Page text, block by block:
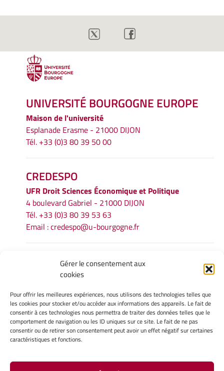
Gérer le consentement aux
cookies
Pour offrir les meilleures expériences, nous utilisons des technologies telles que
les cookies pour stocker et/ou accéder aux informations des appareils. Le fait de
consentir à ces technologies nous permettra de traiter des données telles que le
comportement de navigation ou les ID uniques sur ce site. Le fait de ne pas
consentir ou de retirer son consentement peut avoir un effet négatif sur certaines
caractéristiques et fonctions.
UNIVERSITÉ BOURGOGNE EUROPE
Maison de l'université
Esplanade Erasme - 21000 DIJON
Tél. +33 (0)3 80 39 50 00
CREDESPO
UFR Droit Sciences Économique et Politique
4 boulevard Gabriel - 21000 DIJON
Tél. +33 (0)3 80 39 53 63
Email :credespo@u-bourgogne.fr
INFORMATIONS LÉGALES
Mentions légales
Politique de cookies
Déclaration de confidentialité
Avertissement
INTRANET